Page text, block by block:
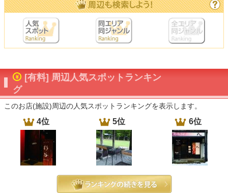
[有料] 周辺人気スポットランキン
グ
このお店(施設)周辺の人気スポットランキングを表示します。
4位 5位 6位